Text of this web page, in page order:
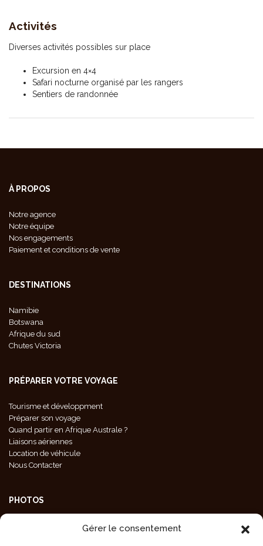
Gérer le consentement
Activités
Diverses activités possibles sur place
Excursion en 4×4
Safari nocturne organisé par les rangers
Sentiers de randonnée
À PROPOS
Notre agence
Notre équipe
Nos engagements
Paiement et conditions de vente
DESTINATIONS
Namibie
Botswana
Afrique du sud
Chutes Victoria
PRÉPARER VOTRE VOYAGE
Tourisme et développment
Préparer son voyage
Quand partir en Afrique Australe ?
Liaisons aériennes
Location de véhicule
Nous Contacter
PHOTOS